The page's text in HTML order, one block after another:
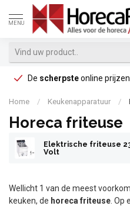
MENU
De scherpsteonline prijzen
Home / Keukenapparatuur /
Horeca friteuse
Elektrische friteuse
Volt
Wellicht 1 van de meest
keuken, de horeca friteuse .